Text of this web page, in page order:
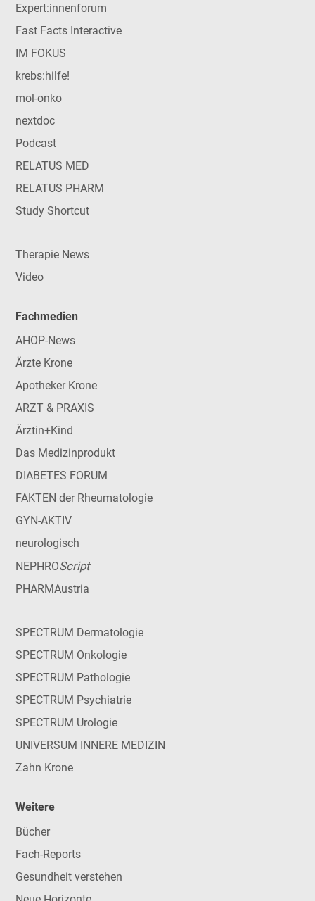
Expert:innenforum
Fast Facts Interactive
IM FOKUS
krebs:hilfe!
mol-onko
nextdoc
Podcast
RELATUS MED
RELATUS PHARM
Study Shortcut
Therapie News
Video
Fachmedien
AHOP-News
Ärzte Krone
Apotheker Krone
ARZT & PRAXIS
Ärztin+Kind
Das Medizinprodukt
DIABETES FORUM
FAKTEN der Rheumatologie
GYN-AKTIV
neurologisch
NEPHROScript
PHARMAustria
SPECTRUM Dermatologie
SPECTRUM Onkologie
SPECTRUM Pathologie
SPECTRUM Psychiatrie
SPECTRUM Urologie
UNIVERSUM INNERE MEDIZIN
Zahn Krone
Weitere
Bücher
Fach-Reports
Gesundheit verstehen